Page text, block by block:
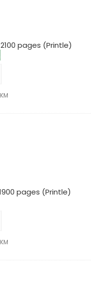
pages (Printle)
pages (Printle)